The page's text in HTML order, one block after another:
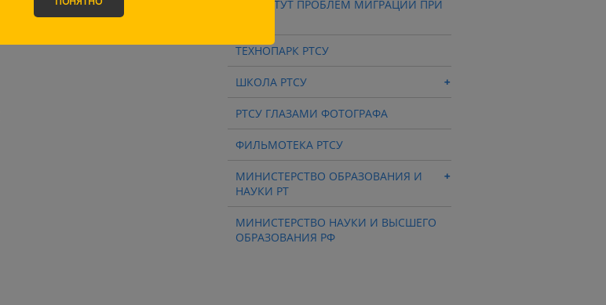
ИНСТИТУТ ПРОБЛЕМ МИГРАЦИИ ПРИ
ТЕХНОПАРК РТСУ
ШКОЛА РТСУ
РТСУ ГЛАЗАМИ ФОТОГРАФА
ФИЛЬМОТЕКА РТСУ
МИНИСТЕРСТВО ОБРАЗОВАНИЯ И
НАУКИ РТ
МИНИСТЕРСТВО НАУКИ И ВЫСШЕГО
ОБРАЗОВАНИЯ РФ